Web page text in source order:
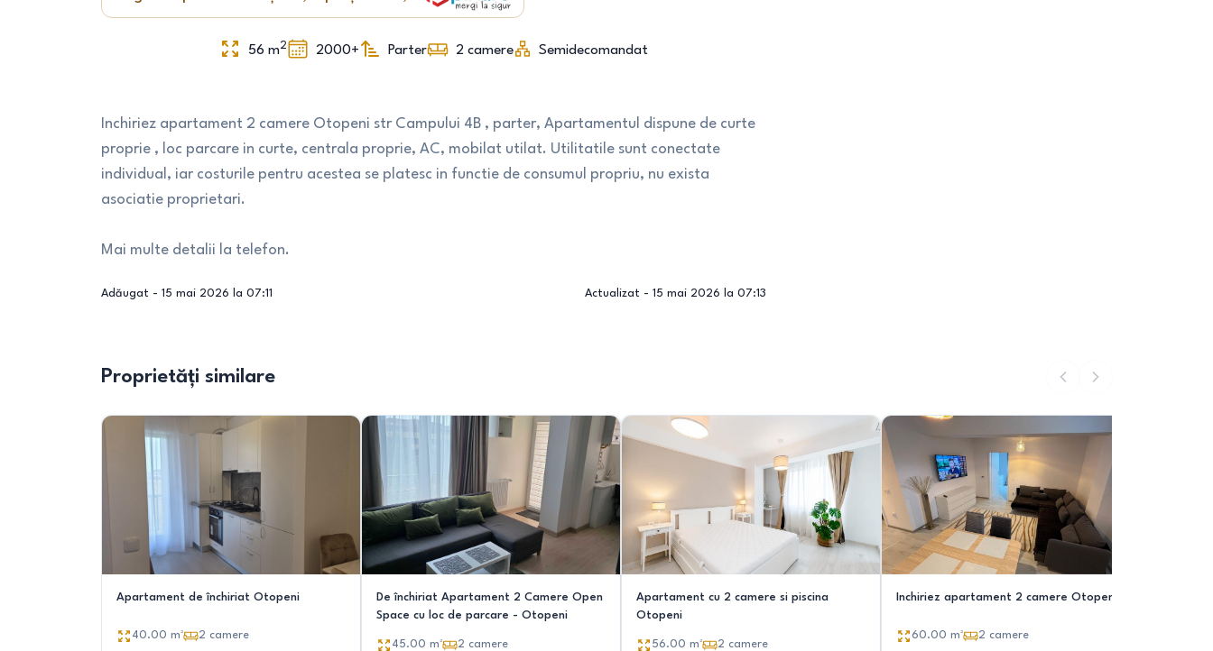
56 m2 2000+ Parter 2 camere Semidecomandat
Inchiriez apartament 2 camere Otopeni str Campului 4B , parter, Apartamentul dispune de curte
proprie , loc parcare in curte, centrala proprie, AC, mobilat utilat. Utilitatile sunt conectate
individual, iar costurile pentru acestea se platesc in functie de consumul propriu, nu exista
asociatie proprietari.
Mai multe detalii la telefon.
Adăugat - 15 mai 2026 la 07:11 Actualizat - 15 mai 2026 la 07:13
Proprietăți similare
Apartament de închiriat Otopeni
40.00 m² 2 camere
De închiriat Apartament 2 Camere Open
Space cu loc de parcare - Otopeni
45.00 m² 2 camere
Apartament cu 2 camere si piscina
Otopeni
56.00 m² 2 camere
Inchiriez apartament 2 camere Otopeni
60.00 m² 2 camere